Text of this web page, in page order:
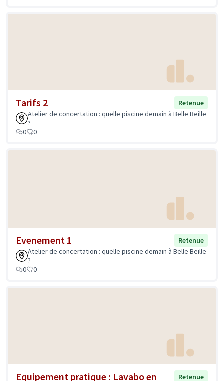
Tarifs 2
Retenue
Atelier de concertation : quelle piscine demain à Belle Beille
?
0
0
Evenement 1
Retenue
Atelier de concertation : quelle piscine demain à Belle Beille
?
0
0
Equipement pratique : Lavabo en
Retenue